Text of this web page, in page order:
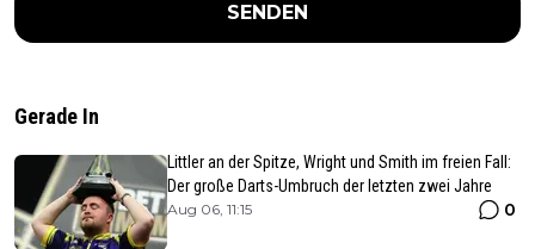
SENDEN
Gerade In
Littler an der Spitze, Wright und Smith im freien Fall:
Der große Darts-Umbruch der letzten zwei Jahre
Aug 06, 11:15 0